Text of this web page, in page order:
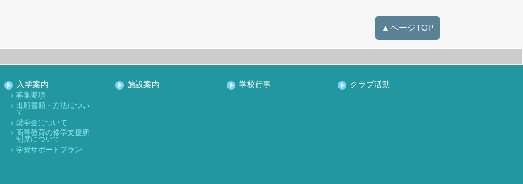
2022年05月
2022年04月
▲ページTOP
入学案内
募集要項
出願書類・方法につい
て
奨学金について
高等教育の修学支援新
制度について
学費サポートプラン
施設案内 学校行事 クラブ活動